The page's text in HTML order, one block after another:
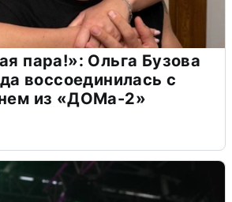
пара!»: Ольга Бузова
воссоединилась с
из «ДОМа-2»